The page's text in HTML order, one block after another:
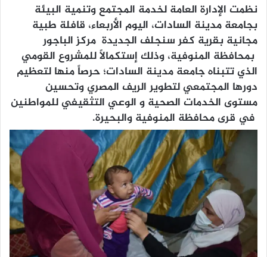
نظمت الإدارة العامة لخدمة المجتمع وتنمية البيئة
بجامعة مدينة السادات، اليوم الأربعاء، قافلة طبية
مجانية بقرية كفر سنجلف الجديدة مركز الباجور
بمحافظة المنوفية، وذلك إستكمالاً للمشروع القومي
الذي تتبناه جامعة مدينة السادات؛ حرصاً منها لتعظيم
دورها المجتمعي لتطوير الريف المصري وتحسين
مستوى الخدمات الصحية و الوعي التثقيفي للمواطنين
في قرى محافظة المنوفية والبحيرة.